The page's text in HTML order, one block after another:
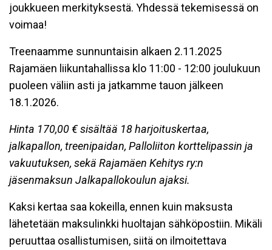
joukkueen merkityksestä. Yhdessä tekemisessä on
voimaa!
Treenaamme sunnuntaisin alkaen 2.11.2025
Rajamäen liikuntahallissa klo 11:00 - 12:00 joulukuun
puoleen väliin asti ja jatkamme tauon jälkeen
18.1.2026.
Hinta 170,00 € sisältää 18 harjoituskertaa,
jalkapallon, treenipaidan, Palloliiton korttelipassin ja
vakuutuksen, sekä Rajamäen Kehitys ry:n
jäsenmaksun Jalkapallokoulun ajaksi.
Kaksi kertaa saa kokeilla, ennen kuin maksusta
lähetetään maksulinkki huoltajan sähköpostiin. Mikäli
peruuttaa osallistumisen, siitä on ilmoitettava